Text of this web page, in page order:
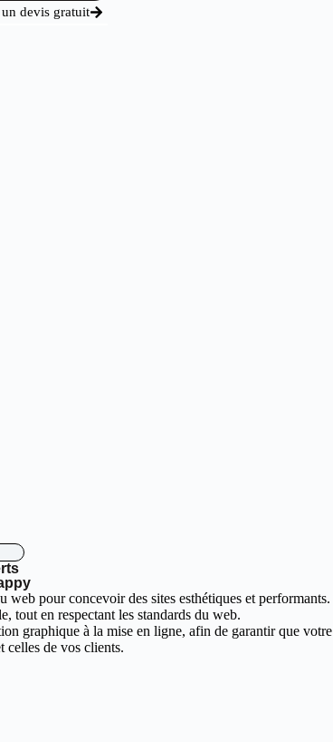
devis gratuit
web pour concevoir des sites esthétiques et performants.
tout en respectant les standards du web.
graphique à la mise en ligne, afin de garantir que votre
celles de vos clients.